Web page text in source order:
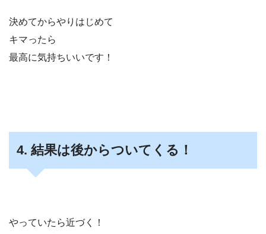
決めてからやりはじめて
キマったら
最高に気持ちいいです！
4. 結果は後からついてくる！
やっていたら近づく！